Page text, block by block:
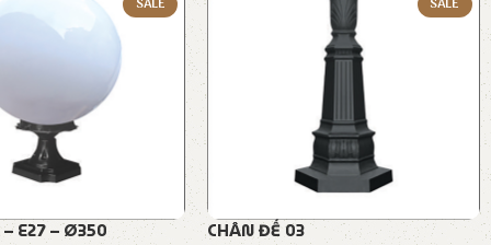
E27 – Ø350
CHÂN ĐẾ 03